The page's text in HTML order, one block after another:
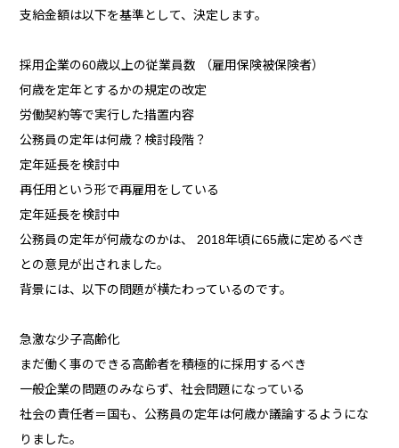
支給金額は以下を基準として、決定します。
採用企業の60歳以上の従業員数 （雇用保険被保険者）
何歳を定年とするかの規定の改定
労働契約等で実行した措置内容
公務員の定年は何歳？検討段階？
定年延長を検討中
再任用という形で再雇用をしている
定年延長を検討中
公務員の定年が何歳なのかは、 2018年頃に65歳に定めるべき
との意見が出されました。
背景には、以下の問題が横たわっているのです。
急激な少子高齢化
まだ働く事のできる高齢者を積極的に採用するべき
一般企業の問題のみならず、社会問題になっている
社会の責任者＝国も、公務員の定年は何歳か議論するようにな
りました。